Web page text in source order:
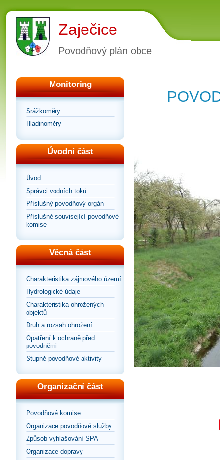
Zaječice
Povodňový plán obce
Monitoring
Srážkoměry
Hladinoměry
Úvodní část
Úvod
Správci vodních toků
Příslušný povodňový orgán
Příslušné související povodňové
komise
Věcná část
Charakteristika zájmového území
Hydrologické údaje
Charakteristika ohrožených
objektů
Druh a rozsah ohrožení
Opatření k ochraně před
povodněmi
Stupně povodňové aktivity
Organizační část
Povodňové komise
Organizace povodňové služby
Způsob vyhlašování SPA
Organizace dopravy